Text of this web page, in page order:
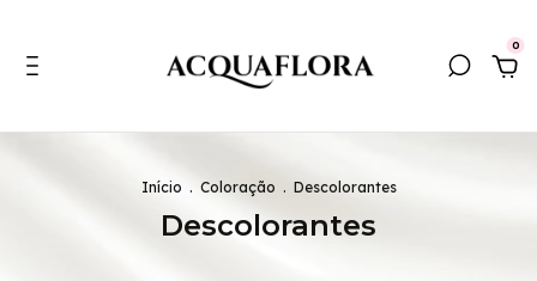
0
Início . Coloração . Descolorantes
Descolorantes